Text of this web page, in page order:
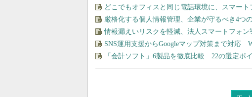
どこでもオフィスと同じ電話環境に、スマー
厳格化する個人情報管理、企業が守るべき4つ
情報漏えいリスクを軽減、法人スマートフォン
SNS運用支援からGoogleマップ対策まで対応
「会計ソフト」6製品を徹底比較 22の選定ポ